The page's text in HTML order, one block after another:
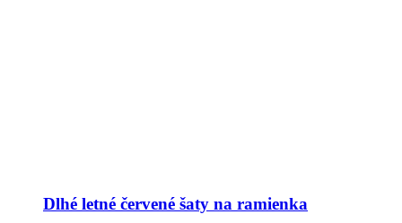
Dlhé letné červené šaty na ramienka